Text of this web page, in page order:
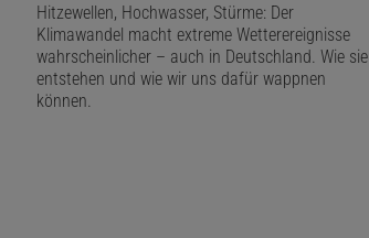
Hitzewellen, Hochwasser, Stürme: Der
Klimawandel macht extreme Wetterereignisse
wahrscheinlicher – auch in Deutschland. Wie sie
entstehen und wie wir uns dafür wappnen
können.